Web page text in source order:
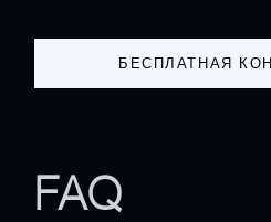
БЕСПЛАТНАЯ
FAQ